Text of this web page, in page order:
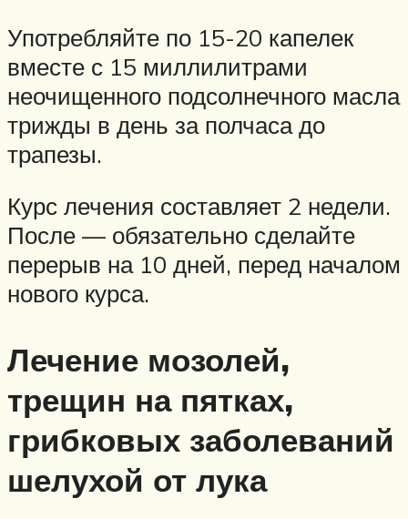
Употребляйте по 15-20 капелек
вместе с 15 миллилитрами
неочищенного подсолнечного масла
трижды в день за полчаса до
трапезы.
Курс лечения составляет 2 недели.
После — обязательно сделайте
перерыв на 10 дней, перед началом
нового курса.
Лечение мозолей,
трещин на пятках,
грибковых заболеваний
шелухой от лука